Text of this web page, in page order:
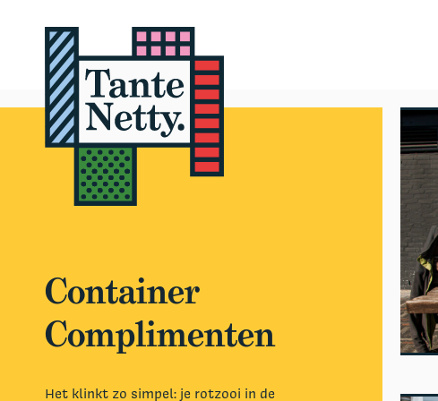
Container
Complimenten
Het klinkt zo simpel: je rotzooi in de